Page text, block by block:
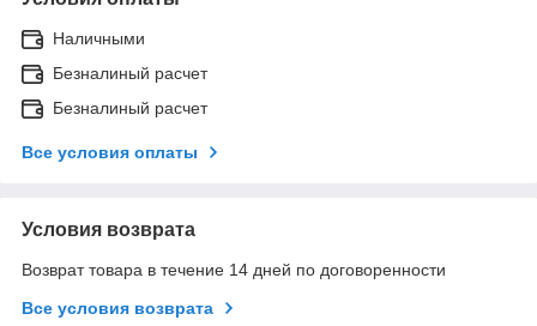
Наличными
Безналиный расчет
Безналиный расчет
Все условия оплаты
Условия возврата
Возврат товара в течение 14 дней по договоренности
Все условия возврата